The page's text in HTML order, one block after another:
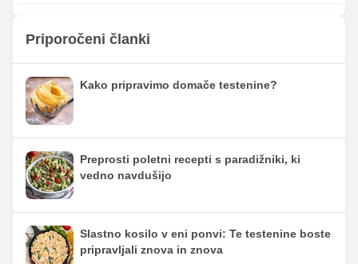
Priporočeni članki
Kako pripravimo domače testenine?
Preprosti poletni recepti s paradižniki, ki
vedno navdušijo
Slastno kosilo v eni ponvi: Te testenine boste
pripravljali znova in znova